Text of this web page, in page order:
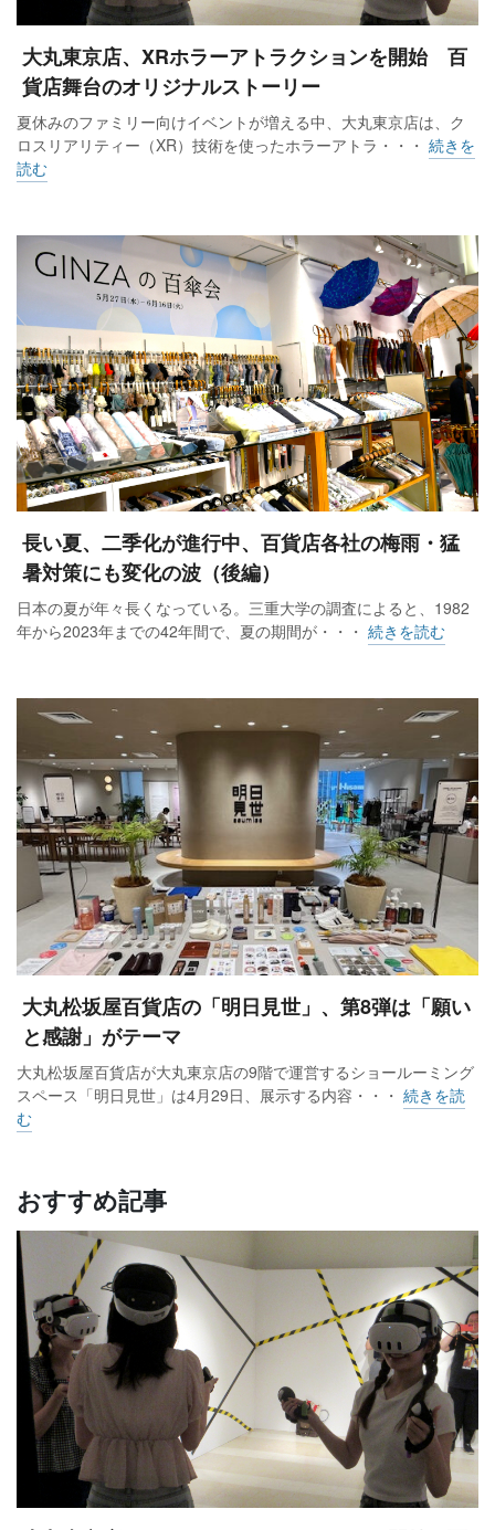
大丸東京店、XRホラーアトラクションを開始 百
貨店舞台のオリジナルストーリー
夏休みのファミリー向けイベントが増える中、大丸東京店は、ク
ロスリアリティー（XR）技術を使ったホラーアトラ・・・ 続きを
読む
長い夏、二季化が進行中、百貨店各社の梅雨・猛
暑対策にも変化の波（後編）
日本の夏が年々長くなっている。三重大学の調査によると、1982
年から2023年までの42年間で、夏の期間が・・・ 続きを読む
大丸松坂屋百貨店の「明日見世」、第8弾は「願い
と感謝」がテーマ
大丸松坂屋百貨店が大丸東京店の9階で運営するショールーミング
スペース「明日見世」は4月29日、展示する内容・・・ 続きを読
む
おすすめ記事